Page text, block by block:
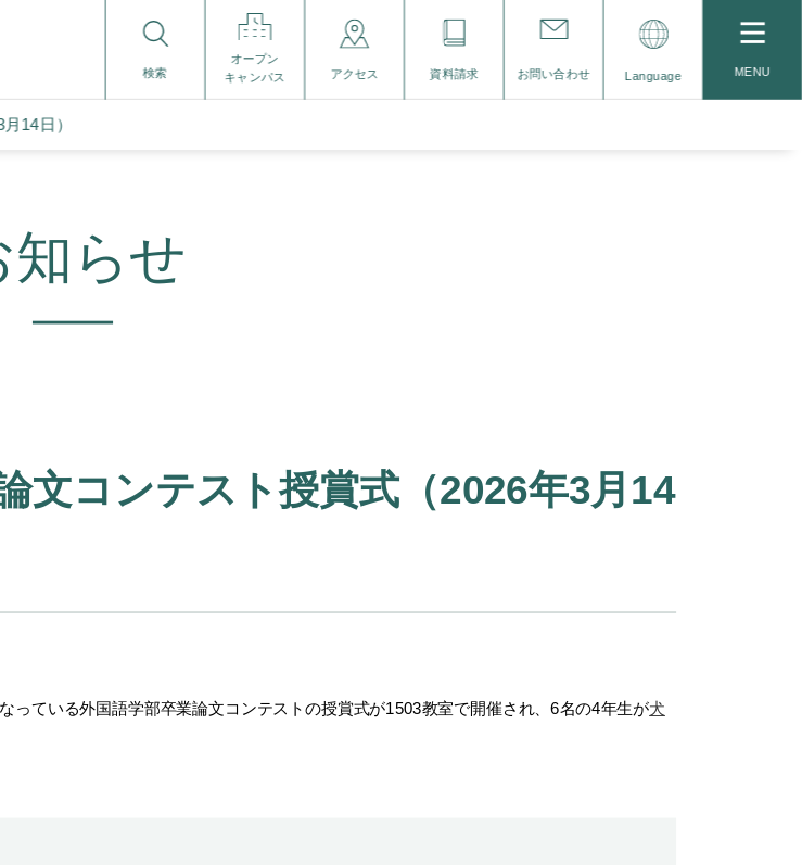
検索
オープン
キャンパス アクセス 資料請求 お問い合わせ Language MENU
14日）
知らせ
文コンテスト授賞式（2026年3月14
っている外国語学部卒業論文コンテストの授賞式が1503教室で開催され、6名の4年生が犬